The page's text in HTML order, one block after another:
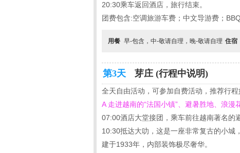
20:30乘车返回酒店，旅行结束。
团费包含:空调旅游车费；中文导游费；
用餐 早-包含，中-敬请自理，晚-敬请自理 住宿
第3天 芽庄 (行程中说明)
全天自由活动，可参加自费活动，推荐行程
A 走进越南的“法国小镇”、避暑胜地、浪
07:00酒店大堂接团，乘车前往越南著名的
10:30抵达大叻，这是一座非常复古的小
建于1933年，内部装饰极尽奢华。